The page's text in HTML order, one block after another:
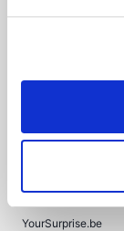
Shein
YourSurprise.be